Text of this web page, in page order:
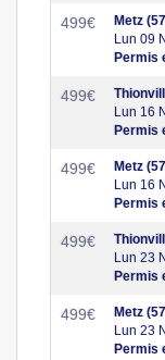
499€
Metz
Lun 09
Permis
499€
Lun 16
Permis
499€
Metz
Lun 16
Permis
499€
Lun 23
Permis
499€
Metz
Lun 23
Permis